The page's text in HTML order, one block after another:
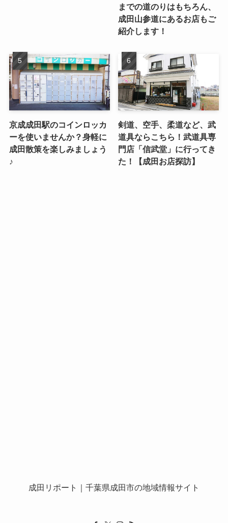
までの道のりはもちろん、
成田山参道にあるお店もご
紹介します！
京成成田駅のコインロッカ
ーを使いませんか？身軽に
成田散策を楽しみましょう
♪
剣道、空手、柔道など、武
道具ならこちら！武道具専
門店「信武堂」に行ってき
た！【成田お店探訪】
成田リポート ｜千葉県成田市の地域情報サイト